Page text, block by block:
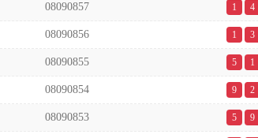
08090857 1 4
08090856 1 3
08090855 5 1
08090854 9 2
08090853 5 9